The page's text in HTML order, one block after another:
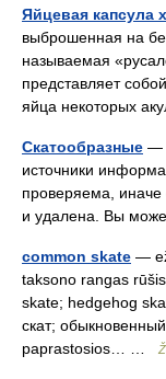
Яйцевая капсула
выброшенная на
называемая
представляет
яйца некоторых
Скатообразные —
источники
проверяема,
и удалена. Вы
common skate —
taksono rangas
skate; hedgehog
скат;
paprastosios… …